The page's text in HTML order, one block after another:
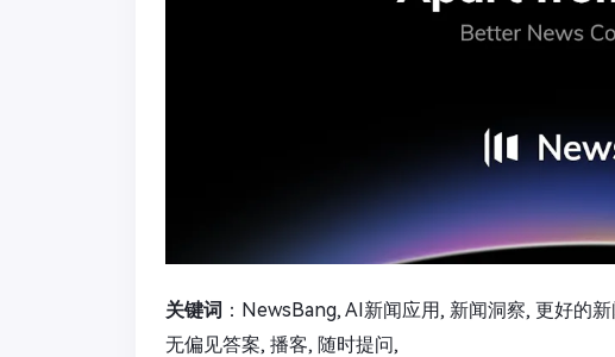
关键词 ：NewsBang, AI新闻应用, 新闻洞察, 更好的
无偏见答案, 播客, 随时提问,